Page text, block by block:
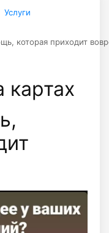
Услуги
которая приходит
картах